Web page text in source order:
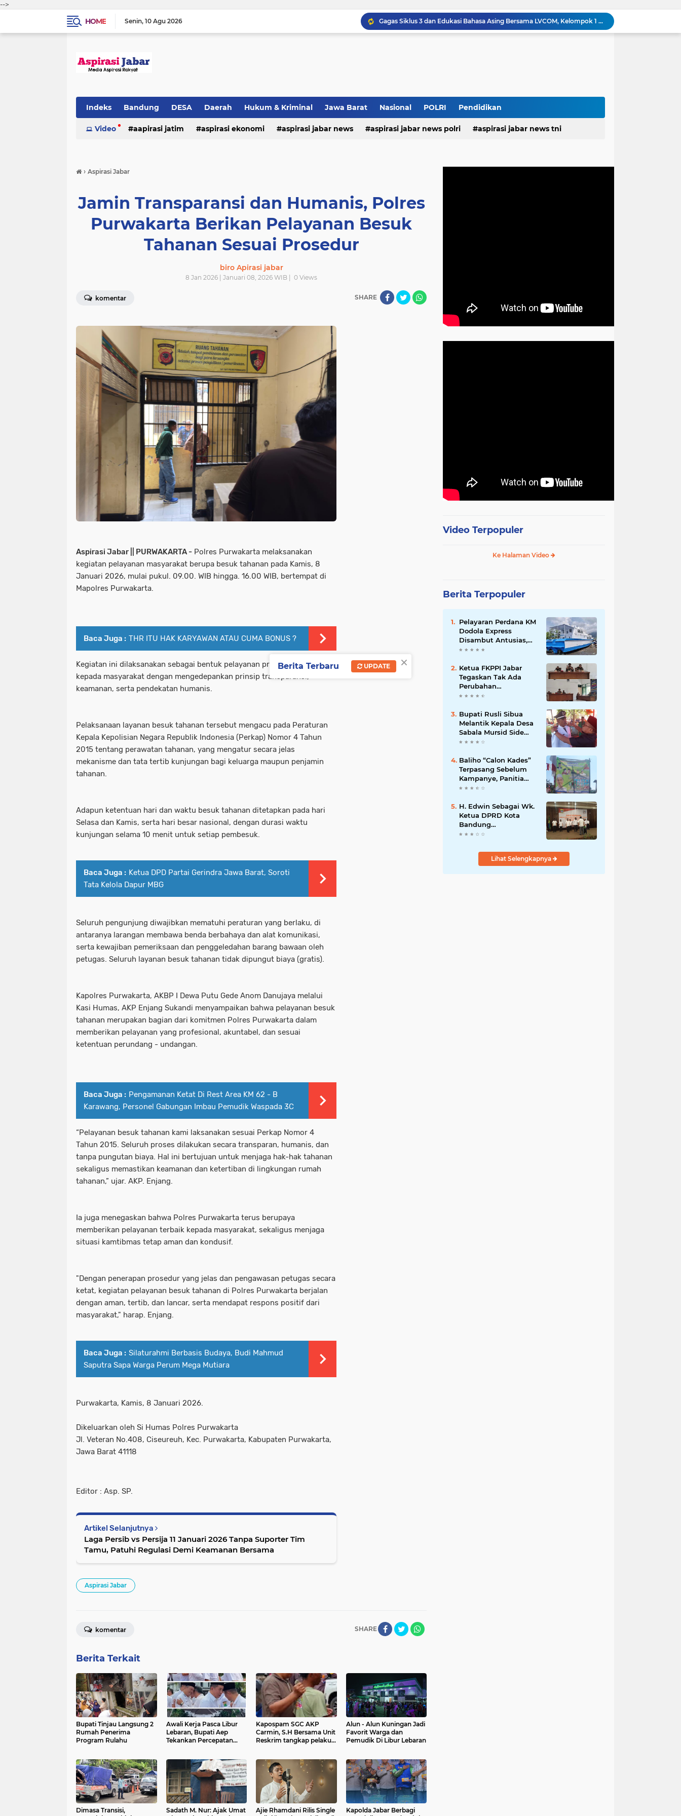
-->
HOME
Senin 10 Agu 2026
Bukan Sekadar Membangun, TMMD Ke-129 Eratkan Keakraban TNI dan Warga Kampung Sesor
Baliho “Calon Kades” Terpasang Sebelum Kampanye, Panitia Pilkades Cimuja Jangan Tutup Mata
DPC PPP Kota Tasikmalaya Adakan Musyawarah Anak Cabang, Perkuat Soliditas Partai
Indeks Bandung DESA Daerah Hukum & Kriminal Jawa Barat Nasional POLRI Pendidikan
Video aapirasi jatim aspirasi ekonomi aspirasi jabar news aspirasi jabar news polri aspirasi jabar news tni
hukum & kriminal
› Aspirasi Jabar
Jamin Transparansi dan Humanis, Polres
Purwakarta Berikan Pelayanan Besuk
Tahanan Sesuai Prosedur
biro Apirasi jabar
8 Jan 2026 | Januari 08, 2026 WIB | 0 Views
komentar SHARE
Aspirasi Jabar || PURWAKARTA - Polres Purwakarta melaksanakan
kegiatan pelayanan masyarakat berupa besuk tahanan pada Kamis, 8
Januari 2026, mulai pukul. 09.00. WIB hingga. 16.00 WIB, bertempat di
Mapolres Purwakarta.
Baca Juga : THR ITU HAK KARYAWAN ATAU CUMA BONUS ?
Kegiatan ini dilaksanakan sebagai bentuk pelayanan prima kepolisian
kepada masyarakat dengan mengedepankan prinsip transparansi,
keamanan, serta pendekatan humanis.
Pelaksanaan layanan besuk tahanan tersebut mengacu pada Peraturan
Kepala Kepolisian Negara Republik Indonesia (Perkap) Nomor 4 Tahun
2015 tentang perawatan tahanan, yang mengatur secara jelas
mekanisme dan tata tertib kunjungan bagi keluarga maupun penjamin
tahanan.
Adapun ketentuan hari dan waktu besuk tahanan ditetapkan pada hari
Selasa dan Kamis, serta hari besar nasional, dengan durasi waktu
kunjungan selama 10 menit untuk setiap pembesuk.
Baca Juga : Ketua DPD Partai Gerindra Jawa Barat, Soroti
Tata Kelola Dapur MBG
Seluruh pengunjung diwajibkan mematuhi peraturan yang berlaku, di
antaranya larangan membawa benda berbahaya dan alat komunikasi,
serta kewajiban pemeriksaan dan penggeledahan barang bawaan oleh
petugas. Seluruh layanan besuk tahanan tidak dipungut biaya (gratis).
Kapolres Purwakarta, AKBP I Dewa Putu Gede Anom Danujaya melalui
Kasi Humas, AKP Enjang Sukandi menyampaikan bahwa pelayanan besuk
tahanan merupakan bagian dari komitmen Polres Purwakarta dalam
memberikan pelayanan yang profesional, akuntabel, dan sesuai
ketentuan perundang - undangan.
Baca Juga : Pengamanan Ketat Di Rest Area KM 62 - B
Karawang, Personel Gabungan Imbau Pemudik Waspada 3C
“Pelayanan besuk tahanan kami laksanakan sesuai Perkap Nomor 4
Tahun 2015. Seluruh proses dilakukan secara transparan, humanis, dan
tanpa pungutan biaya. Hal ini bertujuan untuk menjaga hak-hak tahanan
sekaligus memastikan keamanan dan ketertiban di lingkungan rumah
tahanan,” ujar. AKP. Enjang.
Ia juga menegaskan bahwa Polres Purwakarta terus berupaya
memberikan pelayanan terbaik kepada masyarakat, sekaligus menjaga
situasi kamtibmas tetap aman dan kondusif.
"Dengan penerapan prosedur yang jelas dan pengawasan petugas secara
ketat, kegiatan pelayanan besuk tahanan di Polres Purwakarta berjalan
dengan aman, tertib, dan lancar, serta mendapat respons positif dari
masyarakat," harap. Enjang.
Baca Juga : Silaturahmi Berbasis Budaya, Budi Mahmud
Saputra Sapa Warga Perum Mega Mutiara
Purwakarta, Kamis, 8 Januari 2026.
Dikeluarkan oleh Si Humas Polres Purwakarta
Jl. Veteran No.408, Ciseureuh, Kec. Purwakarta, Kabupaten Purwakarta,
Jawa Barat 41118
Editor : Asp. SP.
Artikel Selanjutnya
Laga Persib vs Persija 11 Januari 2026 Tanpa Suporter Tim
Tamu, Patuhi Regulasi Demi Keamanan Bersama
Aspirasi Jabar
SHARE
komentar
Berita Terkait
Bupati Tinjau Langsung 2
Rumah Penerima
Program Rulahu
Awali Kerja Pasca Libur
Lebaran, Bupati Aep
Tekankan Percepatan
Kapospam SGC AKP
Carmin, S.H Bersama Unit
Reskrim tangkap pelaku
Alun - Alun Kuningan Jadi
Favorit Warga dan
Pemudik Di Libur Lebaran
Dimasa Transisi,
Sadath M. Nur: Ajak Umat
Ajie Rhamdani Rilis Single
Kapolda Jabar Berbagi
Video Terpopuler
Ke Halaman Video
Berita Terpopuler
Pelayaran Perdana KM
Dodola Express
Disambut Antusias,
Baling-Baling Segera
Ketua FKPPI Jabar
Tegaskan Tak Ada
Perubahan
Kepengurusan PC KB
Ketua Cabang Diminta
Segera Konsolidasi
Bupati Rusli Sibua
Melantik Kepala Desa
Sabala Mursid Side
Latukonsina
Baliho “Calon Kades”
Terpasang Sebelum
Kampanye, Panitia
Pilkades Cimuja
H. Edwin Sebagai Wk.
Ketua DPRD Kota
Bandung
Mengapresiasi Dan
Kepada
Kepemimpinan Merdi
Lihat Selengkapnya
×
Berita Terbaru UPDATE